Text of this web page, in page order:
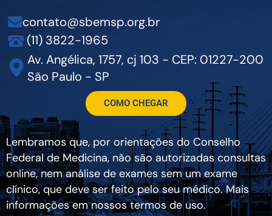
contato@sbemsp.org.br
(11) 3822-1965
Av. Angélica, 1757, cj 103 - CEP: 01227-200
São Paulo - SP
COMO CHEGAR
Lembramos que, por orientações do Conselho
Federal de Medicina, não são autorizadas consultas
online, nem análise de exames sem um exame
clínico, que deve ser feito pelo seu médico. Mais
informações em nossos termos de uso.